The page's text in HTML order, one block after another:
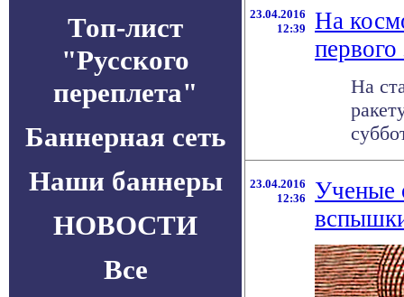
Топ-лист
"Русского
переплета"
Баннерная сеть
Наши баннеры
НОВОСТИ
Все
23.04.2016
12:39
На
первого
На
23.04.2016
12:36
Ученые